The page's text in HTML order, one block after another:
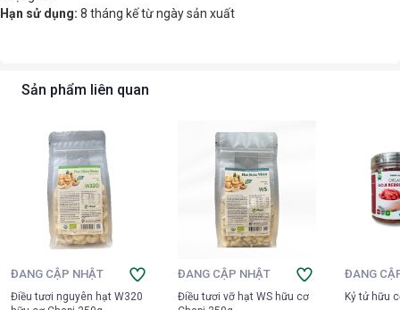
Hạn sử dụng: 8 tháng kế từ ngày sản xuất
Sản phẩm liên quan
ĐANG CẬP NHẬT
Điều tươi nguyên hạt W320
ĐANG CẬP NHẬT
Điều tươi vỡ hạt WS hữu cơ
ĐANG
Kỷ tử hữu